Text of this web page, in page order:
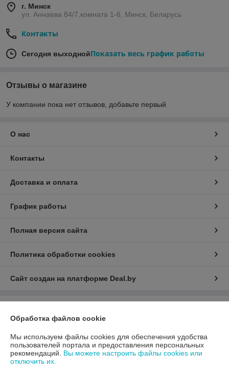
г. Минск
ул. Аннаева 84/7,комната 1-6, Минск, Беларусь
Контакты
Сегодня выходнойПоказать весь график работы
Отзывы о магазине
У компании пока нет отзывов, добавьте первый
О нас
Контакты
Доставка и оплата
График работы
Полная версия сайта
Политика обработки cookies
Сайт создан на платформе Deal.by
220037, г. Минск, ул. Аннаева 84/7,комната 1-6
Регистрационный номер ЕГР: 193597061
Обработка файлов cookie
Мы используем файлы cookies для обеспечения удобства
пользователей портала и предоставления персональных
рекомендаций. Вы можете настроить файлы cookies или
отключить их.